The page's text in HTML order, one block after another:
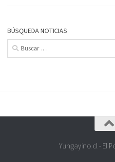
BÚSQUEDA NOTICIAS
Buscar:
Yungayino.cl - El